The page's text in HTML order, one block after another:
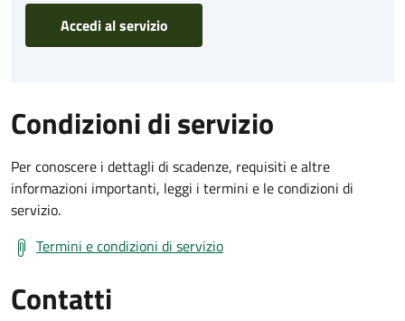
Accedi al servizio
Condizioni di servizio
Per conoscere i dettagli di scadenze, requisiti e altre
informazioni importanti, leggi i termini e le condizioni di
servizio.
Termini e condizioni di servizio
Contatti